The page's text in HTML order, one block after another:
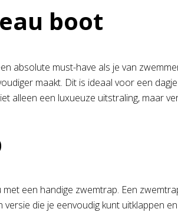
boot
absolute must-have als je van
maakt. Dit is ideaal voor een
alleen een luxueuze uitstraling, maar
een handige zwemtrap. Een
die je eenvoudig kunt uitklappen